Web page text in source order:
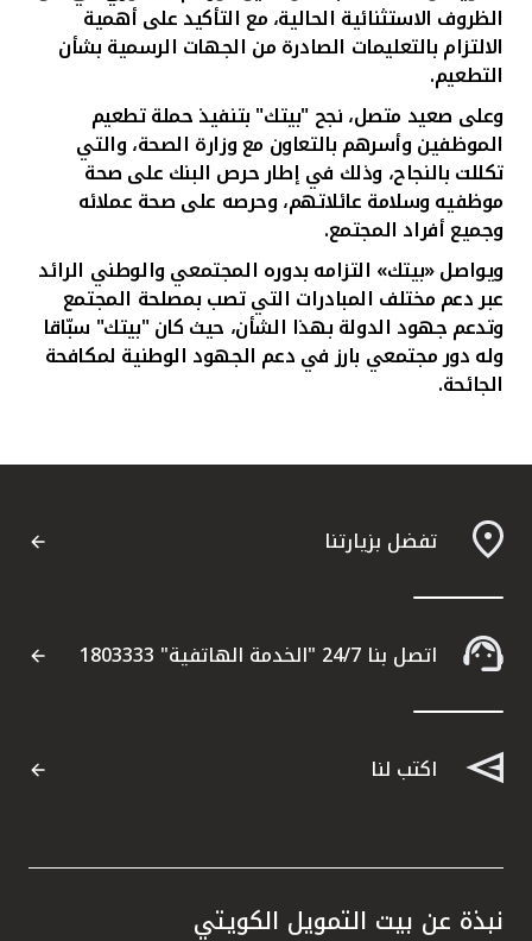
مصر
المملكة المتحدة
مملكة البحرين
الظروف الاستثنائية الحالية، مع التأكيد على أهمية
الالتزام بالتعليمات الصادرة من الجهات الرسمية بشأن
التطعيم.
وعلى صعيد متصل، نجح "بيتك" بتنفيذ حملة تطعيم
الموظفين وأسرهم بالتعاون مع وزارة الصحة، والتي
تكللت بالنجاح، وذلك في إطار حرص البنك على صحة
موظفيه وسلامة عائلاتهم، وحرصه على صحة عملائه
وجميع أفراد المجتمع.
ويواصل «بيتك» التزامه بدوره المجتمعي والوطني الرائد
عبر دعم مختلف المبادرات التي تصب بمصلحة المجتمع
وتدعم جهود الدولة بهذا الشأن، حيث كان "بيتك" سبّاقا
وله دور مجتمعي بارز في دعم الجهود الوطنية لمكافحة
الجائحة.
تفضل بزيارتنا
اتصل بنا 24/7 "الخدمة الهاتفية" 1803333
اكتب لنا
نبذة عن بيت التمويل الكويتي